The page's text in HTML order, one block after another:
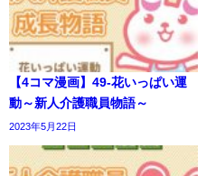
【4コマ漫画】49-花いっぱい運
動～新人介護職員物語～
2023年5月22日